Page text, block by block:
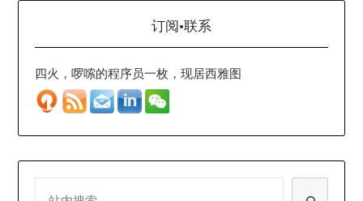
订阅·联系
四火，啰嗦的程序员一枚，现居西雅图